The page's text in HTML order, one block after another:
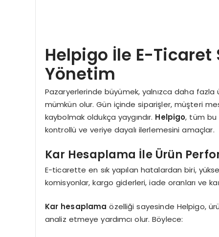
Helpigo İle E-Ticaret
Yönetim
Pazaryerlerinde büyümek, yalnızca daha
mümkün olur. Gün içinde siparişler, müşteri
kaybolmak oldukça yaygındır. Helpigo, tüm bu
kontrollü ve veriye dayalı ilerlemesini amaçlar.
Kar Hesaplama İle Ürün
E-ticarette en sık yapılan hatalardan biri,
komisyonlar, kargo giderleri, iade oranları ve
Kar hesaplama özelliği sayesinde Helpigo,
analiz etmeye yardımcı olur. Böylece: